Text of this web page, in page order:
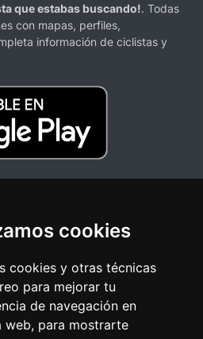
cookies
cookies y otras técnicas
para mejorar tu
de navegación en
web, para mostrarte
que estabas buscando!. Todas
con mapas, perfiles,
información de ciclistas y
relacionada con ninguna organización o